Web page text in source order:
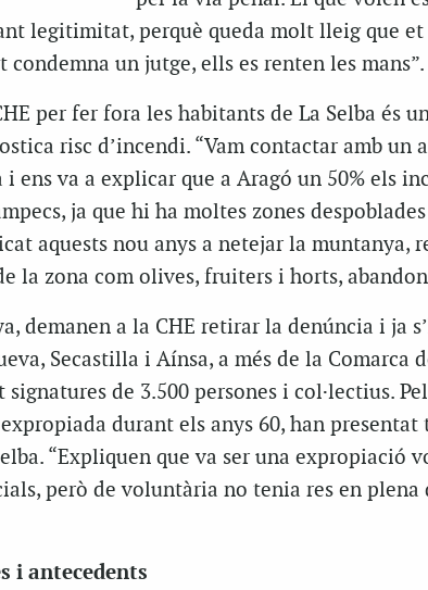
legitimitat, perquè queda molt lleig que
condemna un jutge, ells es renten les mans”.
per fer fora les habitants de La Selba és
risc d’incendi. “Vam contactar amb un
i ens va a explicar que a Aragó un 50% els
ja que hi ha moltes zones
aquests nou anys a netejar la muntanya,
la zona com olives, fruiters i horts,
demanen a la CHE retirar la denúncia i ja
Secastilla i Aínsa, a més de la Comarca
de 3.500 persones i col·lectius.
durant els anys 60, han presentat
“Expliquen que va ser una expropiació
però de voluntària no tenia res en plena
i antecedents